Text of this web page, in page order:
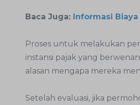
Baca Juga: Informasi
Proses untuk melakukan
instansi pajak yang
alasan mengapa mereka
Setelah evaluasi, jika